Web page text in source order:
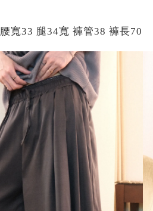
腰寬33 腿34寬 褲管38 褲長70